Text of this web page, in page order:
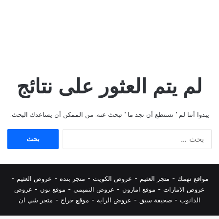
لم يتم العثور على نتائج
يبدوا أننا لم ’ نستطع أن نجد ما ’ تبحث عنه. من الممكن أن يساعدك البحث.
مواقع تهمك - متجر العثيم - عروض الكويت - متجر بنده - عروض العثيم -
عروض الامارات - موقع امازون - عروض التميمي - موقع نون - عروض
الدانوب - صحيفة سبق - عروض الراية - موقع حراج - متجر شي ان